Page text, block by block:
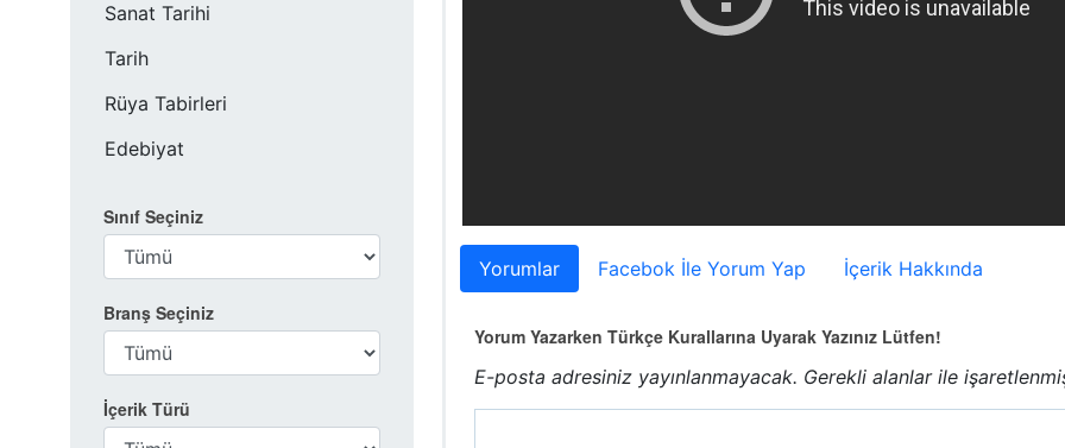
Sanat Tarihi
Tarih
Rüya Tabirleri
Edebiyat
Sınıf Seçiniz
Branş Seçiniz
İçerik Türü
Yorumlar Facebok İle Yorum Yap İçerik Hakkında
Yorum Yazarken Türkçe Kurallarına Uyarak Yazınız Lütfen!
E-posta adresiniz yayınlanmayacak. Gerekli alanlar ile